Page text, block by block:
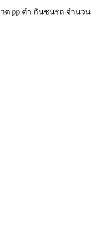
ด pp ดำ กันชนรถ จำนวน